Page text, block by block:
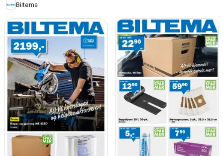
Biltema